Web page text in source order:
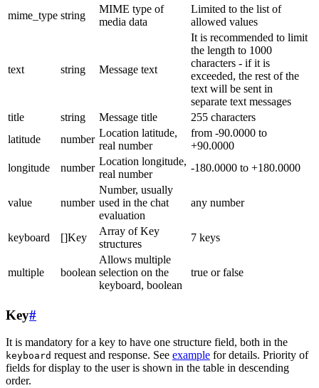
mime_type string
MIME type of
media data
Limited to the list of
allowed values
text string Message text
It is recommended to limit
the length to 1000
characters - if it is
exceeded, the rest of the
text will be sent in
separate text messages
title
string Message title
255 characters
latitude
number
Location latitude,
real number
from -90.0000 to
+90.0000
longitude
number
Location longitude,
real number
-180.0000 to +180.0000
value number
Number, usually
used in the chat
evaluation
any number
keyboard []Key
Array of Key
structures
7 keys
multiple boolean
Allows multiple
selection on the
keyboard, boolean
true or false
Key#
It is mandatory for a key to have one structure field, both in the
keyboard request and response. See example for details. Priority of
fields for display to the user is shown in the table in descending
order.